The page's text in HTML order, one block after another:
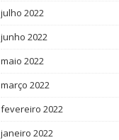
julho 2022
junho 2022
maio 2022
março 2022
fevereiro 2022
janeiro 2022